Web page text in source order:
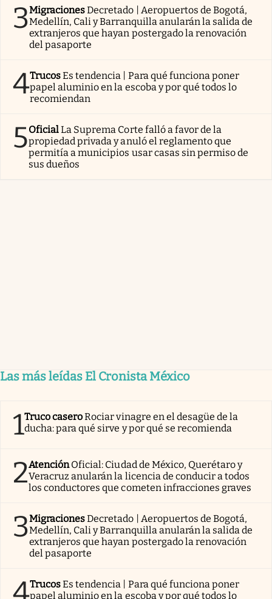
3MigracionesDecretado | Aeropuertos de Bogotá,
Medellín, Cali y Barranquilla anularán la salida de
extranjeros que hayan postergado la renovación
del pasaporte
4TrucosEs tendencia | Para qué funciona poner
papel aluminio en la escoba y por qué todos lo
recomiendan
5OficialLa Suprema Corte falló a favor de la
propiedad privada y anuló el reglamento que
permitía a municipios usar casas sin permiso de
sus dueños
Las más leídas El Cronista México
1Truco caseroRociar vinagre en el desagüe de la
ducha: para qué sirve y por qué se recomienda
2AtenciónOficial: Ciudad de México, Querétaro y
Veracruz anularán la licencia de conducir a todos
los conductores que cometen infracciones graves
3MigracionesDecretado | Aeropuertos de Bogotá,
Medellín, Cali y Barranquilla anularán la salida de
extranjeros que hayan postergado la renovación
del pasaporte
TrucosEs tendencia | Para qué funciona poner
papel aluminio en la escoba y por qué todos lo